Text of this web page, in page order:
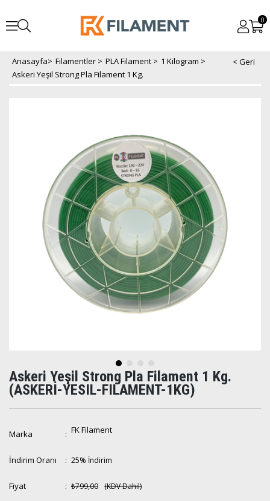
0
Anasayfa> Filamentler > PLA Filament > 1 Kilogram >
Askeri Yeşil Strong Pla Filament 1 Kg.
Askeri Yeşil Strong Pla Filament 1 Kg.
(ASKERİ-YESIL-FILAMENT-1KG)
Marka : FK Filament
İndirim Oranı : %
25 İndirim
Fiyat : ₺799,00 (KDV Dahil)